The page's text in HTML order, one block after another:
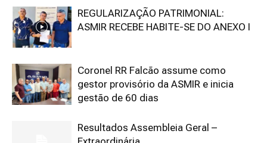
REGULARIZAÇÃO PATRIMONIAL:
ASMIR RECEBE HABITE-SE DO ANEXO I
Coronel RR Falcão assume como
gestor provisório da ASMIR e inicia
gestão de 60 dias
Resultados Assembleia Geral –